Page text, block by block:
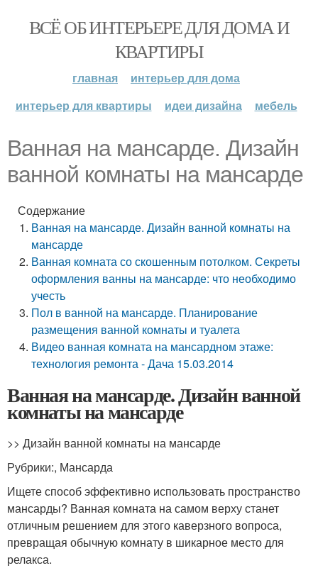
ВСЁ ОБ ИНТЕРЬЕРЕ ДЛЯ ДОМА И
КВАРТИРЫ
главная
интерьер для дома
интерьер для квартиры
идеи дизайна мебель
Ванная на мансарде. Дизайн
ванной комнаты на мансарде
Содержание
Ванная на мансарде. Дизайн ванной комнаты на
мансарде
Ванная комната со скошенным потолком. Секреты
оформления ванны на мансарде: что необходимо
учесть
Пол в ванной на мансарде. Планирование
размещения ванной комнаты и туалета
Видео ванная комната на мансардном этаже:
технология ремонта - Дача 15.03.2014
Ванная на мансарде. Дизайн ванной
комнаты на мансарде
>> Дизайн ванной комнаты на мансарде
Рубрики:, Мансарда
Ищете способ эффективно использовать пространство
мансарды? Ванная комната на самом верху станет
отличным решением для этого каверзного вопроса,
превращая обычную комнату в шикарное место для
релакса.